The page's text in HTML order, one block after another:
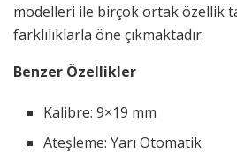
modelleri ile birçok ortak özellik
farklılıklarla öne çıkmaktadır.
Benzer Özellikler
Kalibre: 9×19 mm
Ateşleme: Yarı Otomatik